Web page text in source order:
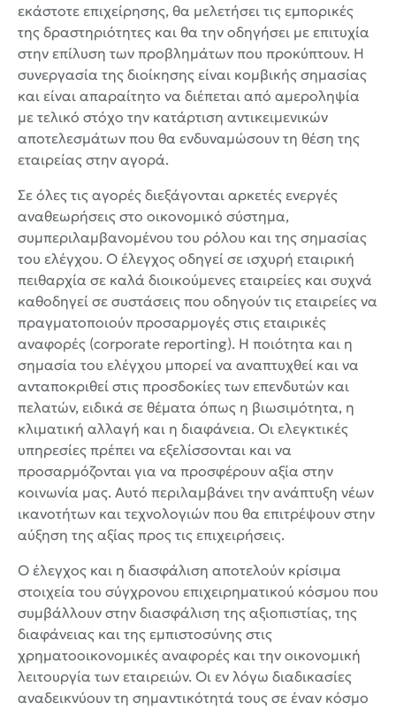
εκάστοτε επιχείρησης, θα μελετήσει τις εμπορικές
της δραστηριότητες και θα την οδηγήσει με επιτυχία
στην επίλυση των προβλημάτων που προκύπτουν. Η
συνεργασία της διοίκησης είναι κομβικής σημασίας
και είναι απαραίτητο να διέπεται από αμεροληψία
με τελικό στόχο την κατάρτιση αντικειμενικών
αποτελεσμάτων που θα ενδυναμώσουν τη θέση της
εταιρείας στην αγορά.
Σε όλες τις αγορές διεξάγονται αρκετές ενεργές
αναθεωρήσεις στο οικονομικό σύστημα,
συμπεριλαμβανομένου του ρόλου και της σημασίας
του ελέγχου. Ο έλεγχος οδηγεί σε ισχυρή εταιρική
πειθαρχία σε καλά διοικούμενες εταιρείες και συχνά
καθοδηγεί σε συστάσεις που οδηγούν τις εταιρείες να
πραγματοποιούν προσαρμογές στις εταιρικές
αναφορές (corporate reporting). Η ποιότητα και η
σημασία του ελέγχου μπορεί να αναπτυχθεί και να
ανταποκριθεί στις προσδοκίες των επενδυτών και
πελατών, ειδικά σε θέματα όπως η βιωσιμότητα, η
κλιματική αλλαγή και η διαφάνεια. Οι ελεγκτικές
υπηρεσίες πρέπει να εξελίσσονται και να
προσαρμόζονται για να προσφέρουν αξία στην
κοινωνία μας. Αυτό περιλαμβάνει την ανάπτυξη νέων
ικανοτήτων και τεχνολογιών που θα επιτρέψουν στην
αύξηση της αξίας προς τις επιχειρήσεις.
Ο έλεγχος και η διασφάλιση αποτελούν κρίσιμα
στοιχεία του σύγχρονου επιχειρηματικού κόσμου που
συμβάλλουν στην διασφάλιση της αξιοπιστίας, της
διαφάνειας και της εμπιστοσύνης στις
χρηματοοικονομικές αναφορές και την οικονομική
λειτουργία των εταιρειών. Οι εν λόγω διαδικασίες
αναδεικνύουν τη σημαντικότητά τους σε έναν κόσμο